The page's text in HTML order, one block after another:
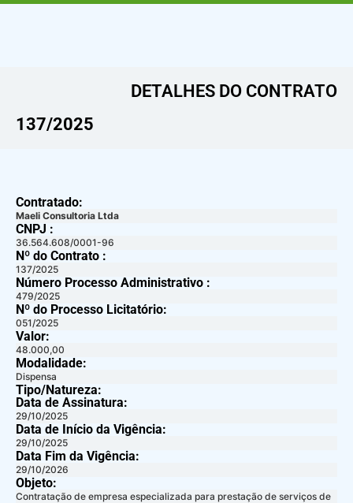
DETALHES DO CONTRATO​
137/2025
Contratado:
Maeli Consultoria Ltda
CNPJ :
36.564.608/0001-96
Nº do Contrato :
137/2025
Número Processo Administrativo :
479/2025
Nº do Processo Licitatório:
051/2025
Valor:
48.000,00
Modalidade:
Dispensa
Tipo/Natureza:
Data de Assinatura:
29/10/2025
Data de Início da Vigência:
29/10/2025
Data Fim da Vigência:
29/10/2026
Objeto:
Contratação de empresa especializada para prestação de serviços de